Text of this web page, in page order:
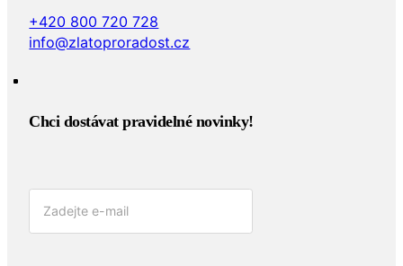
+420 800 720 728
info@zlatoproradost.cz
Chci dostávat pravidelné novinky!​